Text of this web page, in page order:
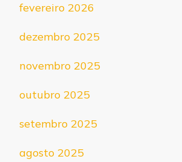
fevereiro 2026
dezembro 2025
novembro 2025
outubro 2025
setembro 2025
agosto 2025